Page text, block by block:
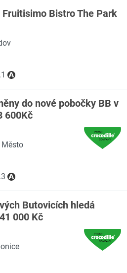
Bistro The Park
do nové pobočky BB v
600Kč
Město
Butovicích hledá
000 Kč